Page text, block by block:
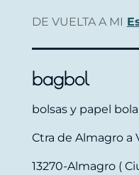
DE VUELTA A MI
bagbol
bolsas y papel
Ctra de Almagro a
13270-Almagro (